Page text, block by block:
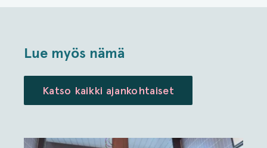
Lue myös nämä
Katso kaikki ajankohtaiset